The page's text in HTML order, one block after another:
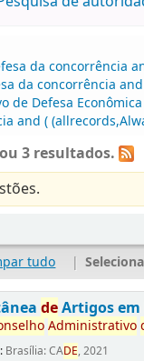
da concorrência
da concorrência
Defesa
and (
3 resultados.
tudo |
deArtigos em
Administrativo
Brasília: CADE, 2021